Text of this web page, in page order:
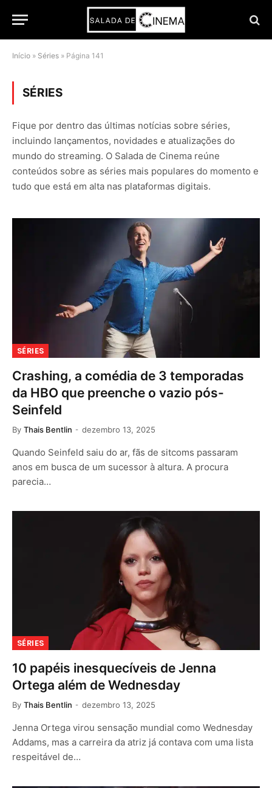
Início » Séries » Página 141
SÉRIES
Fique por dentro das últimas notícias sobre séries,
incluindo lançamentos, novidades e atualizações do
mundo do streaming. O Salada de Cinema reúne
conteúdos sobre as séries mais populares do momento e
tudo que está em alta nas plataformas digitais.
SÉRIES
Crashing, a comédia de 3 temporadas
da HBO que preenche o vazio pós-
Seinfeld
By Thais Bentlin dezembro 13, 2025
Quando Seinfeld saiu do ar, fãs de sitcoms passaram
anos em busca de um sucessor à altura. A procura
parecia…
SÉRIES
10 papéis inesquecíveis de Jenna
Ortega além de Wednesday
By Thais Bentlin dezembro 13, 2025
Jenna Ortega virou sensação mundial como Wednesday
Addams, mas a carreira da atriz já contava com uma lista
respeitável de…